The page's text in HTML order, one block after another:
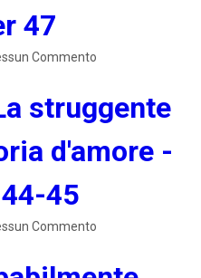
47
Commento
struggente
d'amore -
45
Commento